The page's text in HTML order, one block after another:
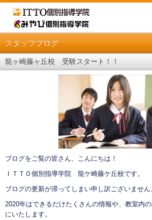
スタッフブログ
龍ヶ崎藤ヶ丘校 受験スタート！！
ブログをご覧の皆さん、こんにちは！
ＩＴＴＯ個別指導学院 龍ケ崎藤ケ丘校です。
ブログの更新が滞ってしまい申し訳ございません
2020年はできるだけたくさんの情報や、教室内
にいたします。